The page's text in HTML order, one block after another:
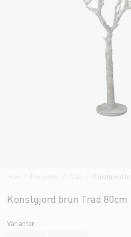
Hem Produkter Träd Konstgjord
Konstgjord brun Träd 80cm
Varianter